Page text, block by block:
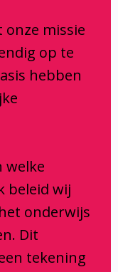
onze missie
op te
hebben
welke
beleid wij
onderwijs
Dit
tekening